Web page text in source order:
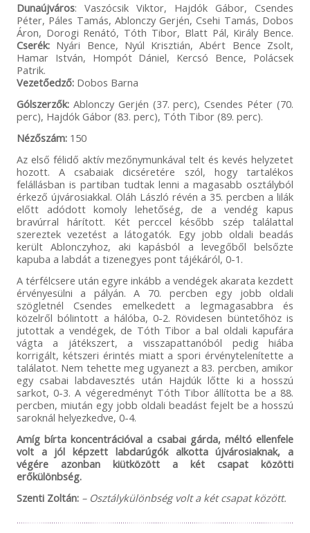
Dunaújváros: Vaszócsik Viktor, Hajdók Gábor, Csendes
Péter, Páles Tamás, Ablonczy Gerjén, Csehi Tamás, Dobos
Áron, Dorogi Renátó, Tóth Tibor, Blatt Pál, Király Bence.
Cserék:Nyári Bence, Nyúl Krisztián, Abért Bence Zsolt,
Hamar István, Hompót Dániel, Kercsó Bence, Polácsek
Patrik.
Vezetőedző:Dobos Barna
Gólszerzők:Ablonczy Gerjén (37. perc), Csendes Péter (70.
perc), Hajdók Gábor (83. perc), Tóth Tibor (89. perc).
Nézőszám:150
Az első félidő aktív mezőnymunkával telt és kevés helyzetet
hozott. A csabaiak dicséretére szól, hogy tartalékos
felállásban is partiban tudtak lenni a magasabb osztályból
érkező újvárosiakkal. Oláh László révén a 35. percben a lilák
előtt adódott komoly lehetőség, de a vendég kapus
bravúrral hárított. Két perccel később szép találattal
szereztek vezetést a látogatók. Egy jobb oldali beadás
került Ablonczyhoz, aki kapásból a levegőből belsőzte
kapuba a labdát a tizenegyes pont tájékáról, 0-1.
A térfélcsere után egyre inkább a vendégek akarata kezdett
érvényesülni a pályán. A 70. percben egy jobb oldali
szögletnél Csendes emelkedett a legmagasabbra és
közelről bólintott a hálóba, 0-2. Rövidesen büntetőhöz is
jutottak a vendégek, de Tóth Tibor a bal oldali kapufára
vágta a játékszert, a visszapattanóból pedig hiába
korrigált, kétszeri érintés miatt a spori érvénytelenítette a
találatot. Nem tehette meg ugyanezt a 83. percben, amikor
egy csabai labdavesztés után Hajdúk lőtte ki a hosszú
sarkot, 0-3. A végeredményt Tóth Tibor állította be a 88.
percben, miután egy jobb oldali beadást fejelt be a hosszú
saroknál helyezkedve, 0-4.
Amíg bírta koncentrációval a csabai gárda, méltó ellenfele
volt a jól képzett labdarúgók alkotta újvárosiaknak, a
végére azonban kiütközött a két csapat közötti
erőkülönbség.
Szenti Zoltán: – Osztálykülönbség volt a két csapat között.